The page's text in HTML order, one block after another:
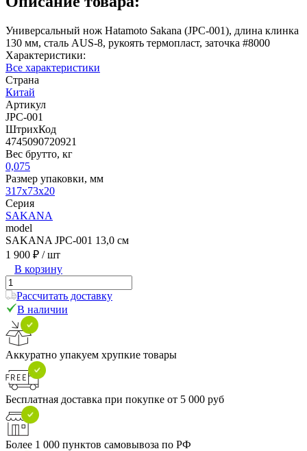
Универсальный нож Hatamoto Sakana (JPC-001), длина клинка
130 мм, сталь AUS-8, рукоять термопласт, заточка #8000
Характеристики:
Все характеристики
Страна
Китай
Артикул
JPC-001
ШтрихКод
4745090720921
Вес брутто, кг
0,075
Размер упаковки, мм
317х73х20
Серия
SAKANA
model
SAKANA JPC-001 13,0 см
1 900 ₽ / шт
В корзину
Рассчитать доставку
В наличии
Аккуратно упакуем хрупкие товары
Бесплатная доставка при покупке от 5 000 руб
Более 1 000 пунктов самовывоза по РФ